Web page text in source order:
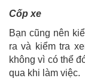
Cốp xe
Bạn cũng nên
ra và kiểm tra
không vì có thể
qua khi làm việc.